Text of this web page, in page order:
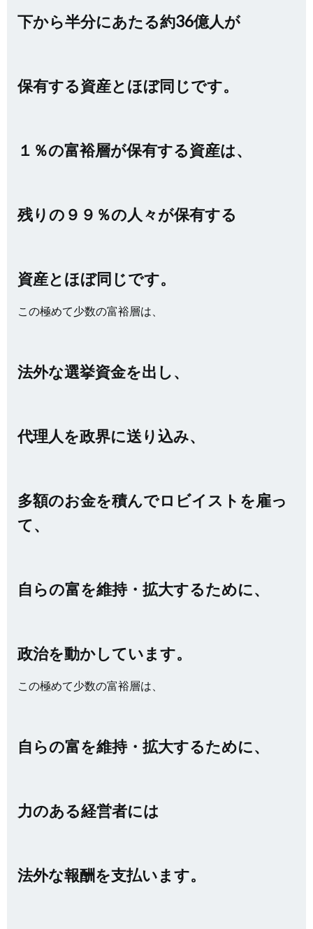
下から半分にあたる約36億人が
保有する資産とほぼ同じです。
１％の富裕層が保有する資産は、
残りの９９％の人々が保有する
資産とほぼ同じです。
この極めて少数の富裕層は、
法外な選挙資金を出し、
代理人を政界に送り込み、
多額のお金を積んでロビイストを雇っ
て、
自らの富を維持・拡大するために、
政治を動かしています。
この極めて少数の富裕層は、
自らの富を維持・拡大するために、
力のある経営者には
法外な報酬を支払います。